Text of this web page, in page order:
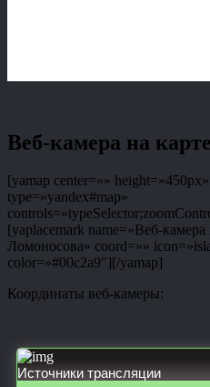
Веб-камера на карте
[yamap center=»»
type=»yandex#map»
[yaplacemark name=»Веб-
Ломоносова» coord=»»
color=»#00c2a9″][/yamap]
Координаты веб-камеры:
Источники трансляции